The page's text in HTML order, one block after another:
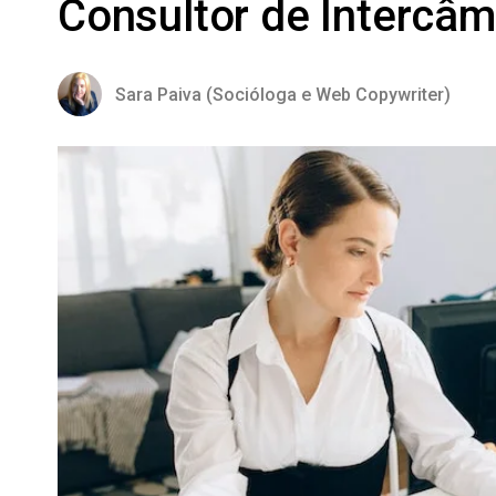
Consultor de
Sara Paiva (Socióloga e Web Copywriter)